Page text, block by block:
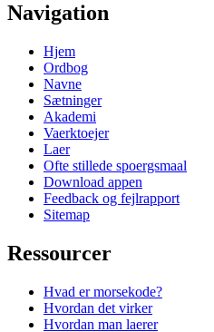
Navigation
Hjem
Ordbog
Navne
Sætninger
Akademi
Vaerktoejer
Laer
Ofte stillede spoergsmaal
Download appen
Feedback og fejlrapport
Sitemap
Ressourcer
Hvad er morsekode?
Hvordan det virker
Hvordan man laerer